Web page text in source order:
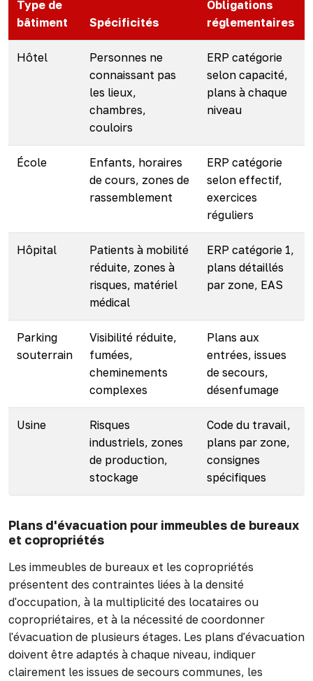
Type de
bâtiment
Spécificités
Obligations
réglementaires
Hôtel
Personnes ne
connaissant pas
les lieux,
chambres,
couloirs
ERP catégorie
selon capacité,
plans à chaque
niveau
École
Enfants, horaires
de cours, zones de
rassemblement
ERP catégorie
selon effectif,
exercices
réguliers
Hôpital
Patients à mobilité
réduite, zones à
risques, matériel
médical
ERP catégorie 1,
plans détaillés
par zone, EAS
Parking
souterrain
Visibilité réduite,
fumées,
cheminements
complexes
Plans aux
entrées, issues
de secours,
désenfumage
Usine
Risques
industriels, zones
de production,
stockage
Code du travail,
plans par zone,
consignes
spécifiques
Plans d'évacuation pour immeubles de bureaux
et copropriétés
Les immeubles de bureaux et les copropriétés
présentent des contraintes liées à la densité
d'occupation, à la multiplicité des locataires ou
copropriétaires, et à la nécessité de coordonner
l'évacuation de plusieurs étages. Les plans d'évacuation
doivent être adaptés à chaque niveau, indiquer
clairement les issues de secours communes, les